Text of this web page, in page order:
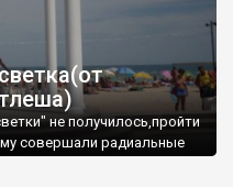
не получилось,пройти
совершали радиальные